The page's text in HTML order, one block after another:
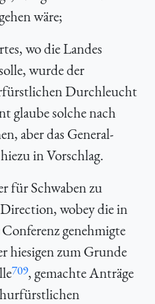
wäre;
wo die Landes
wurde der
Durchleucht
glaube solche nach
aber das General-
in Vorschlag.
für Schwaben zu
wobey die in
genehmigte
hiesigen zum Grunde
709, gemachte Anträge